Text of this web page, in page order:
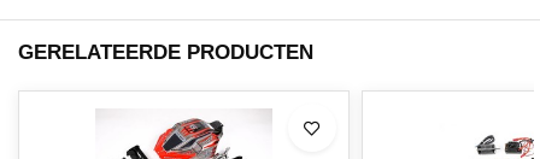
GERELATEERDE PRODUCTEN